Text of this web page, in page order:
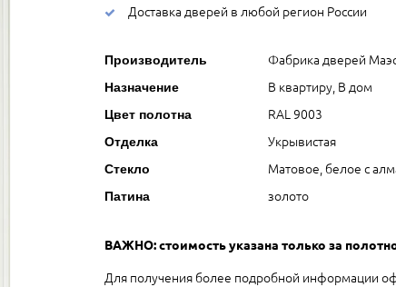
Доставка дверей в любой регион России
Производитель Фабрика дверей
Назначение В квартиру, В дом
Цвет полотна RAL 9003
Отделка Укрывистая
Стекло Матовое, белое с
Патина золото
ВАЖНО: стоимость указана только за
Для получения более подробной информации